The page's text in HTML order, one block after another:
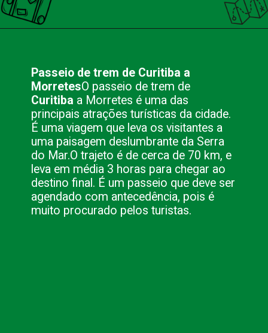
Passeio de trem de Curitiba a
MorretesO passeio de trem de
Curitiba a Morretes é uma das
principais atrações turísticas da cidade.
É uma viagem que leva os visitantes a
uma paisagem deslumbrante da Serra
do Mar.O trajeto é de cerca de 70 km, e
leva em média 3 horas para chegar ao
destino final. É um passeio que deve ser
agendado com antecedência, pois é
muito procurado pelos turistas.